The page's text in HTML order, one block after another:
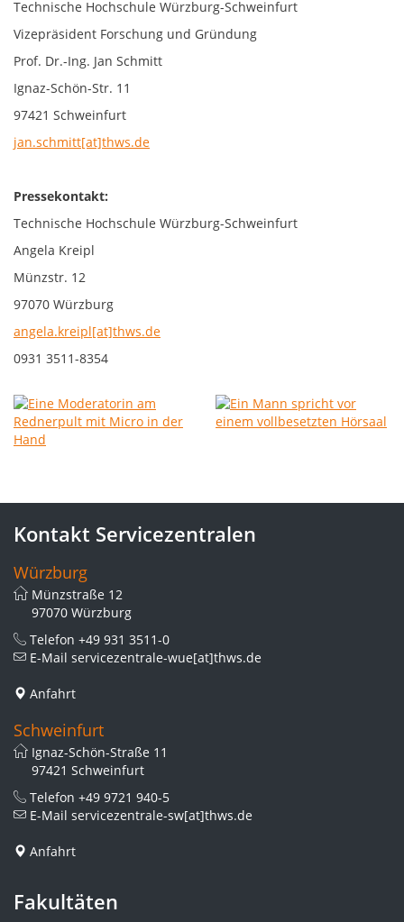
Technische Hochschule Würzburg-Schweinfurt
Vizepräsident Forschung und Gründung
Prof. Dr.-Ing. Jan Schmitt
Ignaz-Schön-Str. 11
97421 Schweinfurt
jan.schmitt[at]thws.de
Pressekontakt:
Technische Hochschule Würzburg-Schweinfurt
Angela Kreipl
Münzstr. 12
97070 Würzburg
angela.kreipl[at]thws.de
0931 3511-8354
Kontakt Servicezentralen
Würzburg
Münzstraße 12
97070 Würzburg
Telefon +49 931 3511-0
E-Mail servicezentrale-wue[at]thws.de
Anfahrt
Schweinfurt
Ignaz-Schön-Straße 11
97421 Schweinfurt
Telefon +49 9721 940-5
E-Mail servicezentrale-sw[at]thws.de
Anfahrt
Fakultäten